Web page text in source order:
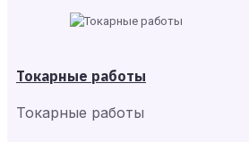
Токарные работы
Токарные работы